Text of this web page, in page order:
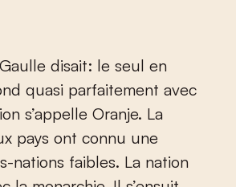
disait: le seul en
quasi parfaitement avec
s’appelle Oranje. La
pays ont connu une
nations faibles. La nation